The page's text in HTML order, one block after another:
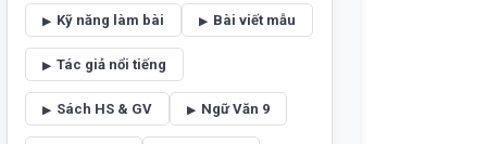
Kỹ năng làm bài Bài viết mẫu
Tác giả nổi tiếng
Sách HS & GV Ngữ Văn 9